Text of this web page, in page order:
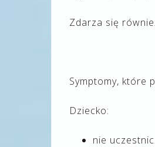
Zdarza się
Symptomy, które
Dziecko:
nie